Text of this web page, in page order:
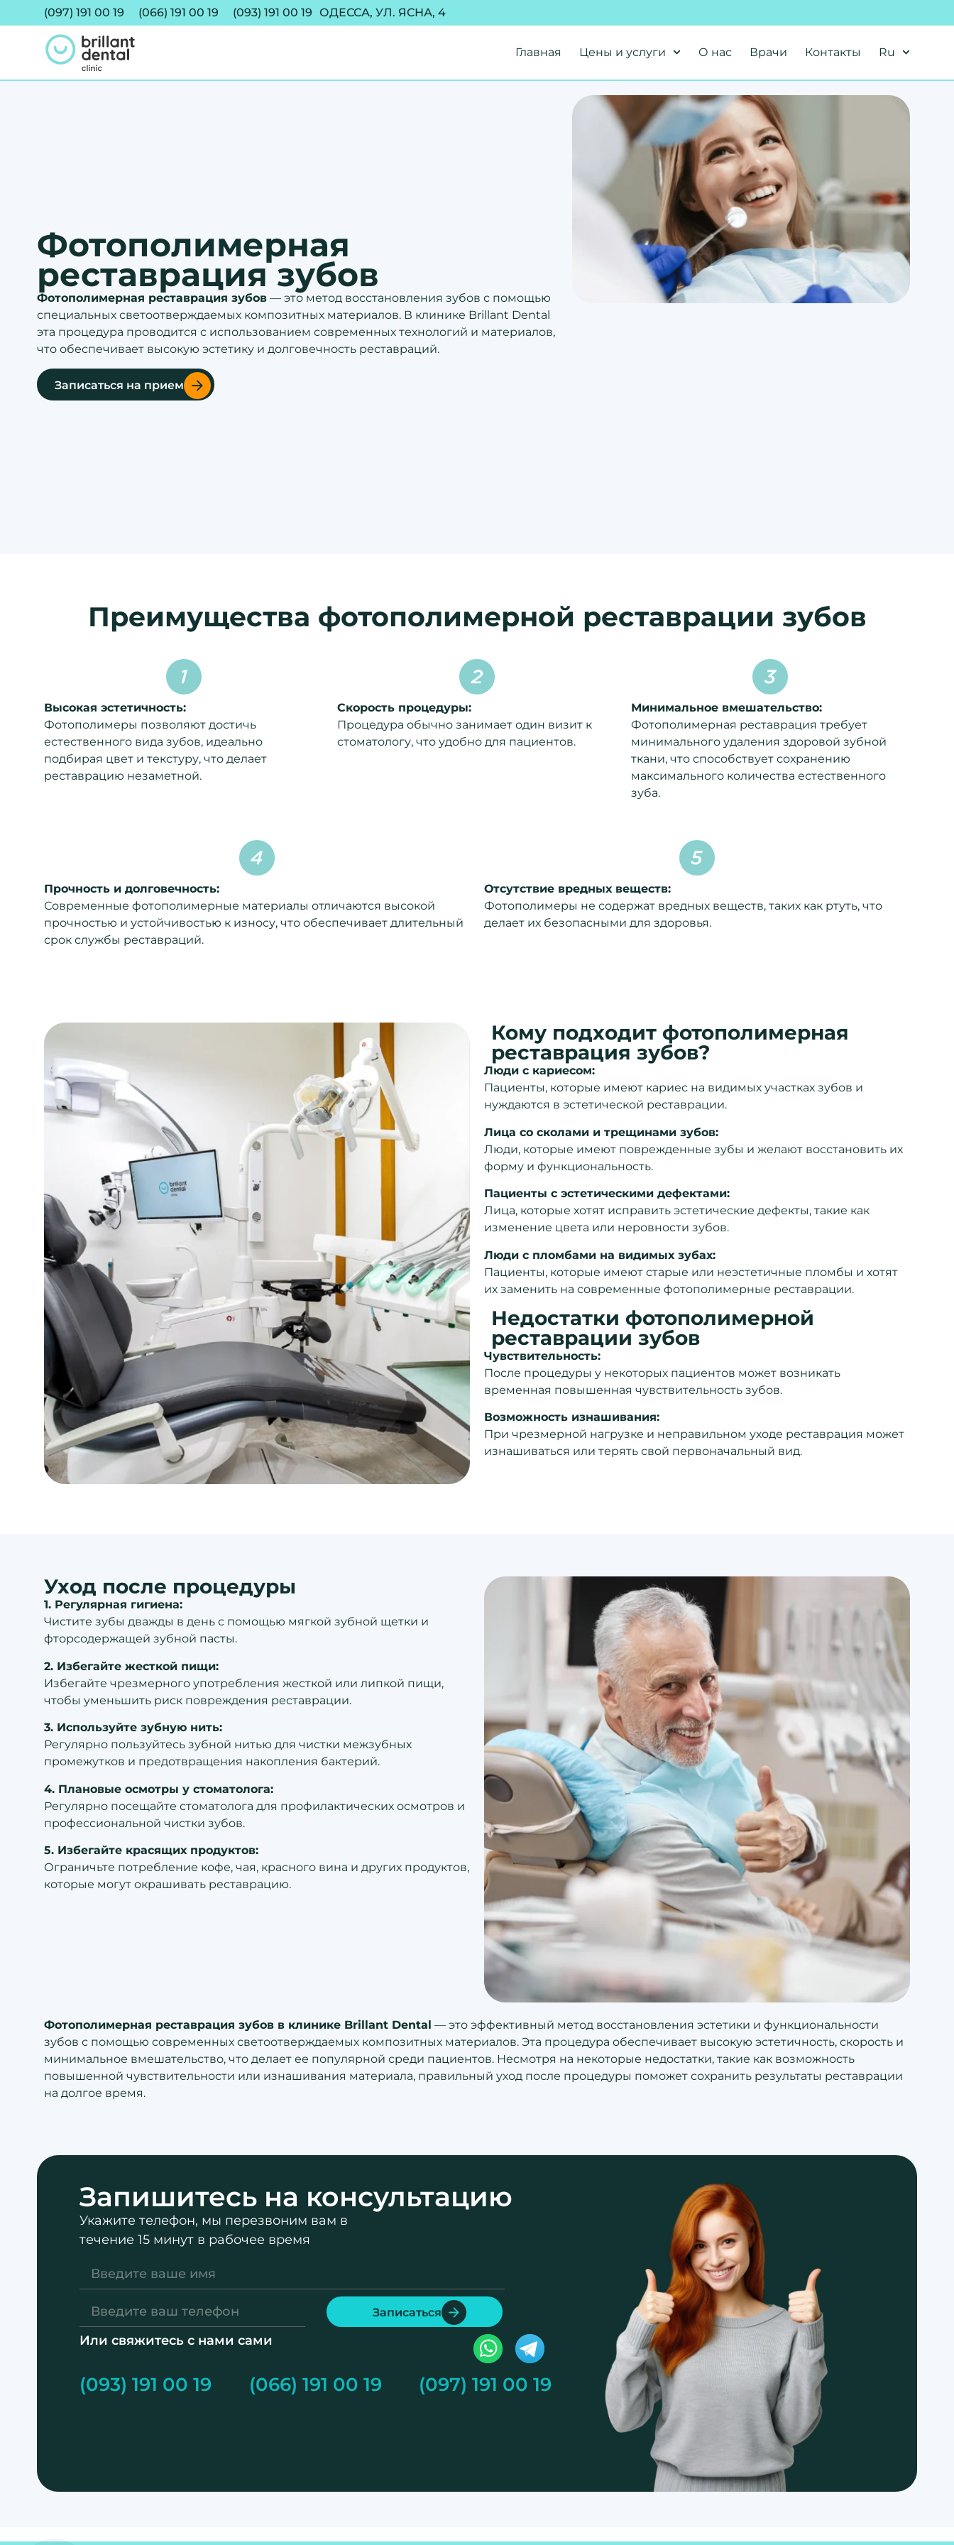
(097) 191 00 19 (066) 191 00 19 (093) 191 00 19 ОДЕССА, УЛ. ЯСНА, 4
Главная Цены и услуги О нас Врачи Контакты Ru
Фотополимерная
реставрация зубов
Фотополимерная реставрация зубов — это метод восстановления зубов с помощью
специальных светоотверждаемых композитных материалов. В клинике Brillant Dental
эта процедура проводится с использованием современных технологий и материалов,
что обеспечивает высокую эстетику и долговечность реставраций.
Записаться на прием
Преимущества фотополимерной реставрации зубов
Высокая эстетичность:
Фотополимеры позволяют достичь
естественного вида зубов, идеально
подбирая цвет и текстуру, что делает
реставрацию незаметной.
Скорость процедуры:
Процедура обычно занимает один визит к
стоматологу, что удобно для пациентов.
Минимальное вмешательство:
Фотополимерная реставрация требует
минимального удаления здоровой зубной
ткани, что способствует сохранению
максимального количества естественного
зуба.
Прочность и долговечность:
Современные фотополимерные материалы отличаются высокой
прочностью и устойчивостью к износу, что обеспечивает длительный
срок службы реставраций.
Отсутствие вредных веществ:
Фотополимеры не содержат вредных веществ, таких как ртуть, что
делает их безопасными для здоровья.
Кому подходит фотополимерная
реставрация зубов?
Люди с кариесом:
Пациенты, которые имеют кариес на видимых участках зубов и
нуждаются в эстетической реставрации.
Лица со сколами и трещинами зубов:
Люди, которые имеют поврежденные зубы и желают восстановить их
форму и функциональность.
Пациенты с эстетическими дефектами:
Лица, которые хотят исправить эстетические дефекты, такие как
изменение цвета или неровности зубов.
Люди с пломбами на видимых зубах:
Пациенты, которые имеют старые или неэстетичные пломбы и хотят
их заменить на современные фотополимерные реставрации.
Недостатки фотополимерной
реставрации зубов
Чувствительность:
После процедуры у некоторых пациентов может возникать
временная повышенная чувствительность зубов.
Возможность изнашивания:
При чрезмерной нагрузке и неправильном уходе реставрация может
изнашиваться или терять свой первоначальный вид.
Уход после процедуры
1. Регулярная гигиена:
Чистите зубы дважды в день с помощью мягкой зубной щетки и
фторсодержащей зубной пасты.
2. Избегайте жесткой пищи:
Избегайте чрезмерного употребления жесткой или липкой пищи,
чтобы уменьшить риск повреждения реставрации.
3. Используйте зубную нить:
Регулярно пользуйтесь зубной нитью для чистки межзубных
промежутков и предотвращения накопления бактерий.
4. Плановые осмотры у стоматолога:
Регулярно посещайте стоматолога для профилактических осмотров и
профессиональной чистки зубов.
5. Избегайте красящих продуктов:
Ограничьте потребление кофе, чая, красного вина и других продуктов,
которые могут окрашивать реставрацию.
Фотополимерная реставрация зубов в клинике Brillant Dental — это эффективный метод восстановления эстетики и функциональности
зубов с помощью современных светоотверждаемых композитных материалов. Эта процедура обеспечивает высокую эстетичность, скорость и
минимальное вмешательство, что делает ее популярной среди пациентов. Несмотря на некоторые недостатки, такие как возможность
повышенной чувствительности или изнашивания материала, правильный уход после процедуры поможет сохранить результаты реставрации
на долгое время.
Запишитесь на консультацию
Укажите телефон, мы перезвоним вам в
течение 15 минут в рабочее время
Записаться
Или свяжитесь с нами сами
(093) 191 00 19 (066) 191 00 19 (097) 191 00 19